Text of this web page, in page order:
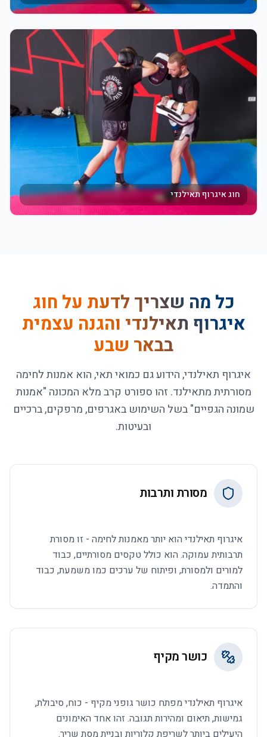
חוג איגרוף תאילנדי
כל מה שצריך לדעת על חוג
איגרוף תאילנדי והגנה עצמית
בבאר שבע
איגרוף תאילנדי, הידוע גם כמואי תאי, הוא אמנות לחימה
מסורתית מתאילנד. זהו ספורט קרב מלא המכונה "אמנות
שמונה הגפיים" בשל השימוש באגרפים, מרפקים, ברכיים
ובעיטות.
מסורת ותרבות
איגרוף תאילנדי הוא יותר מאמנות לחימה - זו מסורת
תרבותית עמוקה. הוא כולל טקסים מסורתיים, כבוד
למורים ולמסורת, ופיתוח של ערכים כמו משמעת, כבוד
והתמדה.
כושר מקיף
איגרוף תאילנדי מפתח כושר גופני מקיף - כוח, סיבולת,
גמישות, תיאום ומהירות תגובה. זהו אחד האימונים
היעילים ביותר לשריפת קלוריות ובניית מסת שריר.